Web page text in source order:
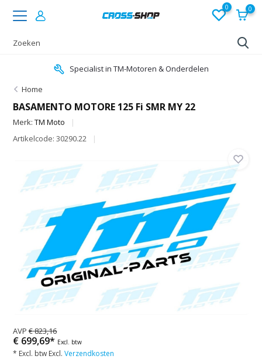
0 0
Specialist in TM-Motoren & Onderdelen
Home
BASAMENTO MOTORE 125 Fi SMR MY 22
Merk:TM Moto
Artikelcode: 30290.22
AVP€ 823,16
€ 699,69* Excl. btw
* Excl. btw Excl.Verzendkosten